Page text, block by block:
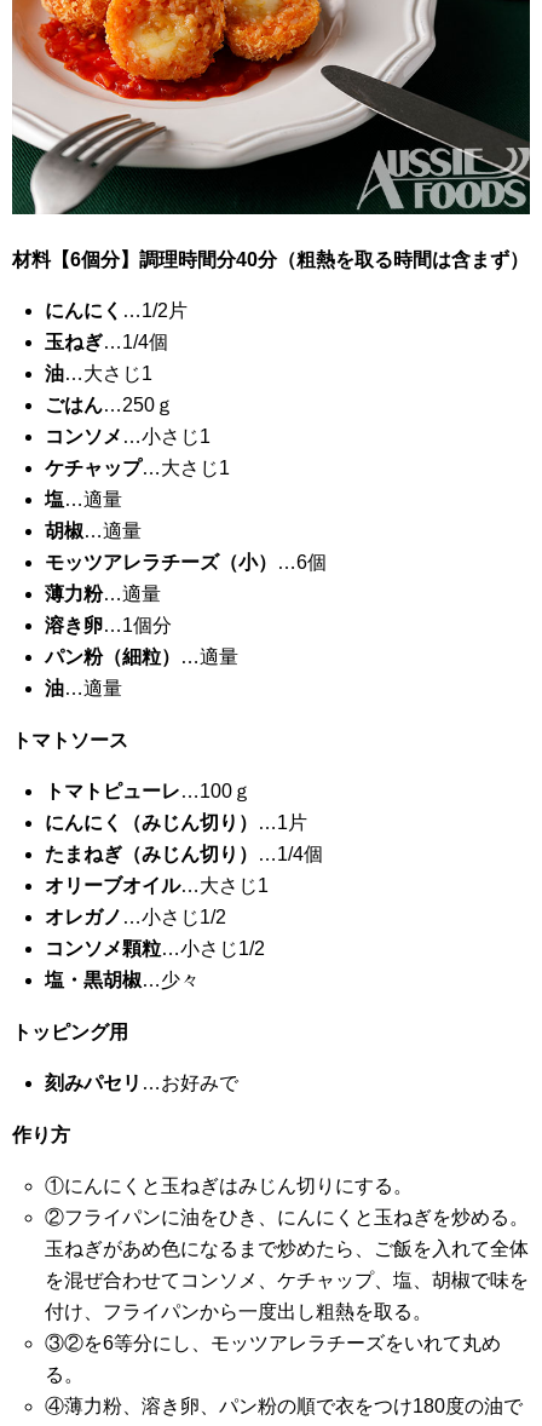
材料【6個分】調理時間分40分（粗熱を取る時間は含まず）
にんにく …1/2片
玉ねぎ…1/4個
油…大さじ1
ごはん…250ｇ
コンソメ …小さじ1
ケチャップ…大さじ1
塩…適量
胡椒…適量
モッツアレラチーズ（小）
…6個
薄力粉…適量
溶き卵…1個分
パン粉（細粒）
…適量
油…適量
トマトソース
トマトピューレ…100ｇ
にんにく（みじん切り）
…1片
たまねぎ（みじん切り）
…1/4個
オリーブオイル…大さじ1
オレガノ …小さじ1/2
コンソメ顆粒…小さじ1/2
塩・黒胡椒…少々
トッピング用
刻みパセリ …お好みで
作り方
①にんにくと玉ねぎはみじん切りにする。
②フライパンに油をひき、にんにくと玉ねぎを炒める。
玉ねぎがあめ色になるまで炒めたら、ご飯を入れて全体
を混ぜ合わせてコンソメ、ケチャップ、塩、胡椒で味を
付け、フライパンから一度出し粗熱を取る。
③②を6等分にし、モッツアレラチーズをいれて丸め
る。
④薄力粉、溶き卵、パン粉の順で衣をつけ180度の油で